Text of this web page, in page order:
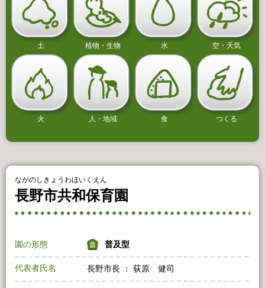
土 植物・生物 水 空・天気
火 人・地域 食 つくる
ながのしきょうわほいくえん
長野市共和保育園
園の形態 普及型
代表者氏名 長野市長 ： 荻原 健司